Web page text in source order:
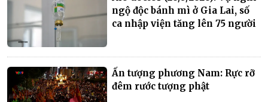
ngộ độc bánh mì ở Gia Lai, số
ca nhập viện tăng lên 75 người
Ấn tượng phương Nam: Rực rỡ
đêm rước tượng phật